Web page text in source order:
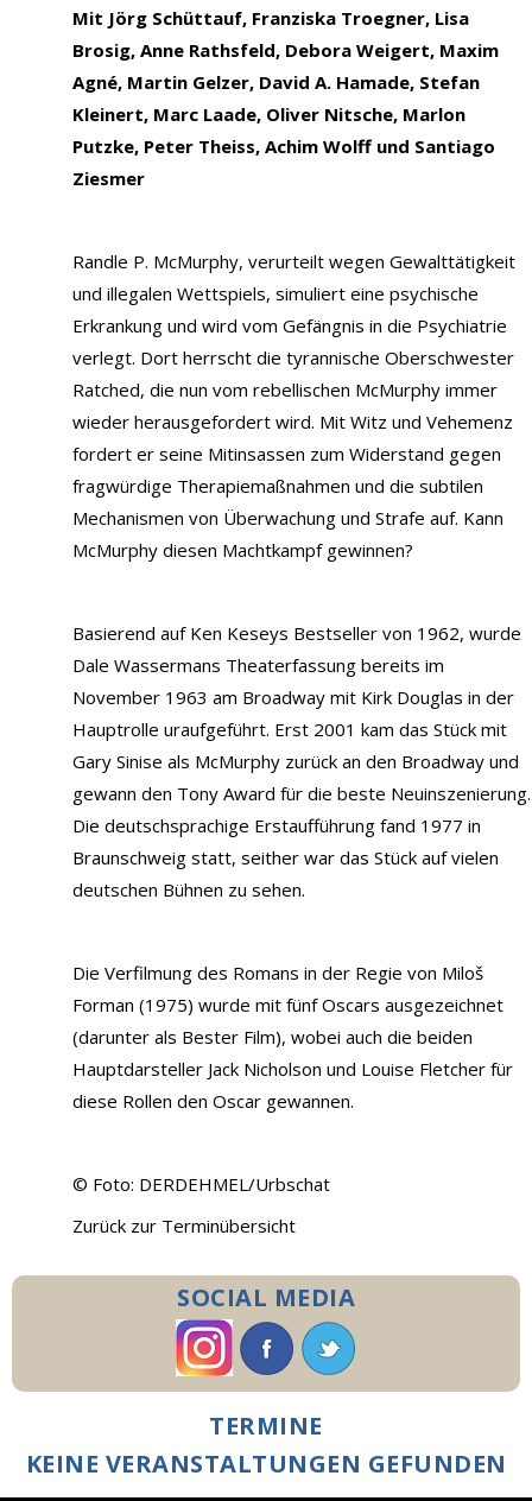
Mit Jörg Schüttauf, Franziska Troegner, Lisa
Brosig, Anne Rathsfeld, Debora Weigert, Maxim
Agné, Martin Gelzer, David A. Hamade, Stefan
Kleinert, Marc Laade, Oliver Nitsche, Marlon
Putzke, Peter Theiss, Achim Wolff und Santiago
Ziesmer
Randle P. McMurphy, verurteilt wegen Gewalttätigkeit
und illegalen Wettspiels, simuliert eine psychische
Erkrankung und wird vom Gefängnis in die Psychiatrie
verlegt. Dort herrscht die tyrannische Oberschwester
Ratched, die nun vom rebellischen McMurphy immer
wieder herausgefordert wird. Mit Witz und Vehemenz
fordert er seine Mitinsassen zum Widerstand gegen
fragwürdige Therapiemaßnahmen und die subtilen
Mechanismen von Überwachung und Strafe auf. Kann
McMurphy diesen Machtkampf gewinnen?
Basierend auf Ken Keseys Bestseller von 1962, wurde
Dale Wassermans Theaterfassung bereits im
November 1963 am Broadway mit Kirk Douglas in der
Hauptrolle uraufgeführt. Erst 2001 kam das Stück mit
Gary Sinise als McMurphy zurück an den Broadway und
gewann den Tony Award für die beste Neuinszenierung.
Die deutschsprachige Erstaufführung fand 1977 in
Braunschweig statt, seither war das Stück auf vielen
deutschen Bühnen zu sehen.
Die Verfilmung des Romans in der Regie von Miloš
Forman (1975) wurde mit fünf Oscars ausgezeichnet
(darunter als Bester Film), wobei auch die beiden
Hauptdarsteller Jack Nicholson und Louise Fletcher für
diese Rollen den Oscar gewannen.
© Foto: DERDEHMEL/Urbschat
Zurück zur Terminübersicht
SOCIAL MEDIA
TERMINE
KEINE VERANSTALTUNGEN GEFUNDEN